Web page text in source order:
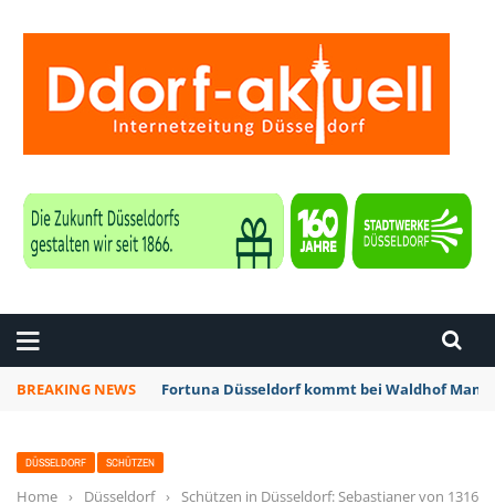
BREAKING NEWS Fortuna Düsseldorf kommt bei Waldhof
DÜSSELDORF SCHÜTZEN
Home › Düsseldorf › Schützen in Düsseldorf: Sebastianer von 1316